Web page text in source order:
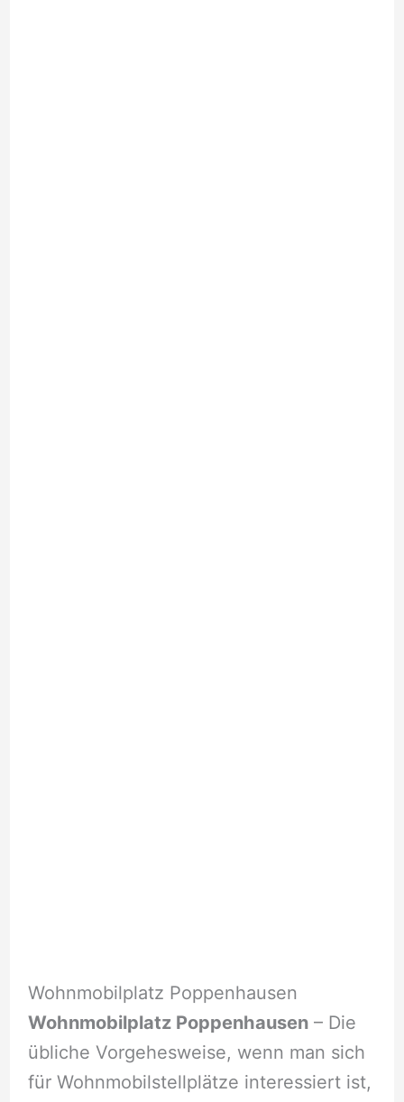
Wohnmobilplatz Poppenhausen
Wohnmobilplatz Poppenhausen– Die
übliche Vorgehesweise, wenn man sich
für Wohnmobilstellplätze interessiert ist,